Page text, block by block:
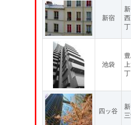
新宿
池袋
四ッ谷